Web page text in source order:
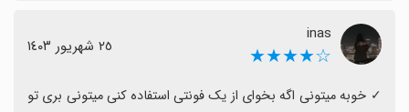
inas
☆★★★★ ٢٥ شهریور ١٤٠٣